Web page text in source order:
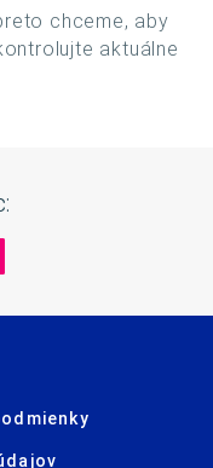
chceme, aby
aktuálne
na YouTube
nás na